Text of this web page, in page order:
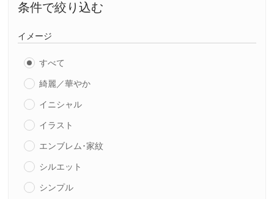
条件で絞り込む
イメージ
すべて
綺麗／華やか
イニシャル
イラスト
エンブレム･家紋
シルエット
シンプル